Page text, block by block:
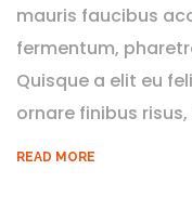
mauris faucibus
fermentum,
Quisque a elit eu
ornare finibus
READ MORE